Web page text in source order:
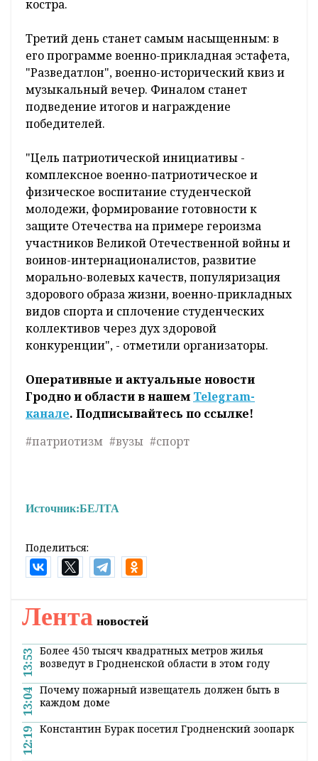
костра.
Третий день станет самым насыщенным: в
его программе военно-прикладная эстафета,
"Разведатлон", военно-исторический квиз и
музыкальный вечер. Финалом станет
подведение итогов и награждение
победителей.
"Цель патриотической инициативы -
комплексное военно-патриотическое и
физическое воспитание студенческой
молодежи, формирование готовности к
защите Отечества на примере героизма
участников Великой Отечественной войны и
воинов-интернационалистов, развитие
морально-волевых качеств, популяризация
здорового образа жизни, военно-прикладных
видов спорта и сплочение студенческих
коллективов через дух здоровой
конкуренции", - отметили организаторы.
Оперативные и актуальные новости
Гродно и области в нашем Telegram-
канале. Подписывайтесь по ссылке!
#патриотизм #вузы #спорт
Источник:БЕЛТА
Поделиться:
Лента новостей
13:53 Более 450 тысяч квадратных метров жилья
возведут в Гродненской области в этом году
13:04 Почему пожарный извещатель должен быть в
каждом доме
12:19 Константин Бурак посетил Гродненский зоопарк